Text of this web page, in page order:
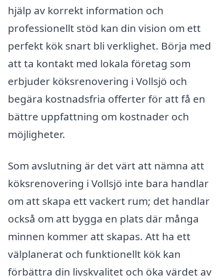
hjälp av korrekt information och
professionellt stöd kan din vision om ett
perfekt kök snart bli verklighet. Börja med
att ta kontakt med lokala företag som
erbjuder köksrenovering i Vollsjö och
begära kostnadsfria offerter för att få en
bättre uppfattning om kostnader och
möjligheter.
Som avslutning är det värt att nämna att
köksrenovering i Vollsjö inte bara handlar
om att skapa ett vackert rum; det handlar
också om att bygga en plats där många
minnen kommer att skapas. Att ha ett
välplanerat och funktionellt kök kan
förbättra din livskvalitet och öka värdet av